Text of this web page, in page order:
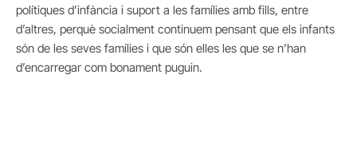
polítiques d’infància i suport a les famílies amb fills, entre
d’altres, perquè socialment continuem pensant que els infants
són de les seves famílies i que són elles les que se n’han
d’encarregar com bonament puguin.